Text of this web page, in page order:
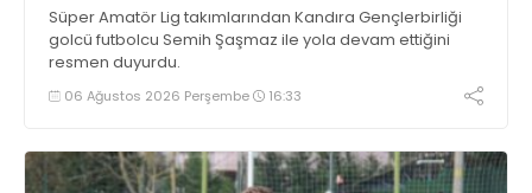
Süper Amatör Lig takımlarından Kandıra Gençlerbirliği
golcü futbolcu Semih Şaşmaz ile yola devam ettiğini
resmen duyurdu.
06 Ağustos 2026 Perşembe 16:33